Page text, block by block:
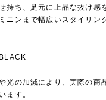
持ち、足元に上品な抜け感
ニンまで幅広いスタイリン
光の加減により、実際の商
ます。